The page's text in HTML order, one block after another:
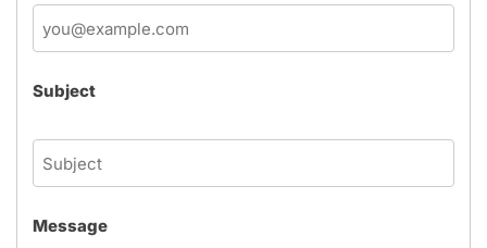
Subject
Message